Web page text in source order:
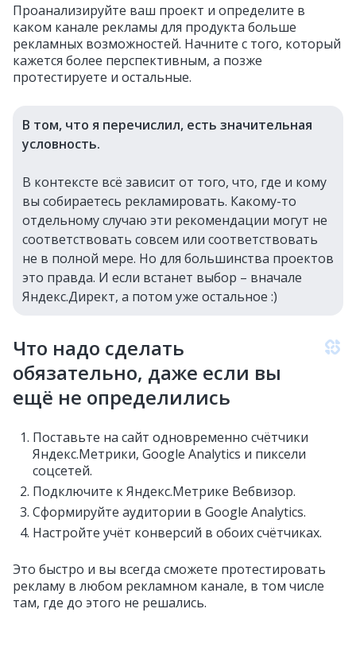
Проанализируйте ваш проект и определите в
каком канале рекламы для продукта больше
рекламных возможностей. Начните с того, который
кажется более перспективным, а позже
протестируете и остальные.
В том, что я перечислил, есть значительная
условность.
В контексте всё зависит от того, что, где и кому
вы собираетесь рекламировать. Какому-то
отдельному случаю эти рекомендации могут не
соответствовать совсем или соответствовать
не в полной мере. Но для большинства проектов
это правда. И если встанет выбор – вначале
Яндекс.Директ, а потом уже остальное :)
Что надо сделать
обязательно, даже если вы
ещё не определились
Поставьте на сайт одновременно счётчики
Яндекс.Метрики, Google Analytics и пиксели
соцсетей.
Подключите к Яндекс.Метрике Вебвизор.
Сформируйте аудитории в Google Analytics.
Настройте учёт конверсий в обоих счётчиках.
Это быстро и вы всегда сможете протестировать
рекламу в любом рекламном канале, в том числе
там, где до этого не решались.